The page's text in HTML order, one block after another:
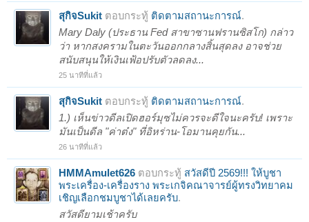
สุกิจSukit ตอบกระทู้ ติดตามสถานะการณ์.
Mary Daly (ประธาน Fed สาขาซานฟรานซิสโก) กล่าว
ว่า หากสงครามในตะวันออกกลางสิ้นสุดลง อาจช่วย
สนับสนุนให้เงินเฟ้อปรับตัวลดลง...
25 นาทีที่แล้ว
สุกิจSukit ตอบกระทู้ ติดตามสถานะการณ์.
1.) เห็นข่าวดีลเปิดฮอร์มุซไม่ควรจะดีใจนะครับ! เพราะ
มันเป็นดีล "ค่าต๋ง" ที่อิหร่าน-โอมานคุยกัน...
26 นาทีที่แล้ว
HMMAmulet626 ตอบกระทู้ สวัสดีปี 2569!!! ให้บูชา
พระเครื่อง-เครื่องราง พระเกจิคณาจารย์ผู้ทรงวิทยาคม
เชิญเลือกชมบูชาได้เลยครับ.
สวัสดียามเช้าครับ